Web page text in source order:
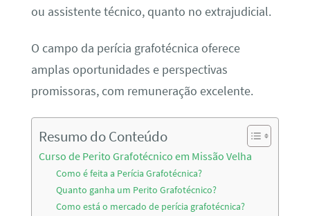
ou assistente técnico, quanto no extrajudicial.
O campo da perícia grafotécnica oferece
amplas oportunidades e perspectivas
promissoras, com remuneração excelente.
Resumo do Conteúdo
Curso de Perito Grafotécnico em Missão Velha
Como é feita a Perícia Grafotécnica?
Quanto ganha um Perito Grafotécnico?
Como está o mercado de perícia grafotécnica?